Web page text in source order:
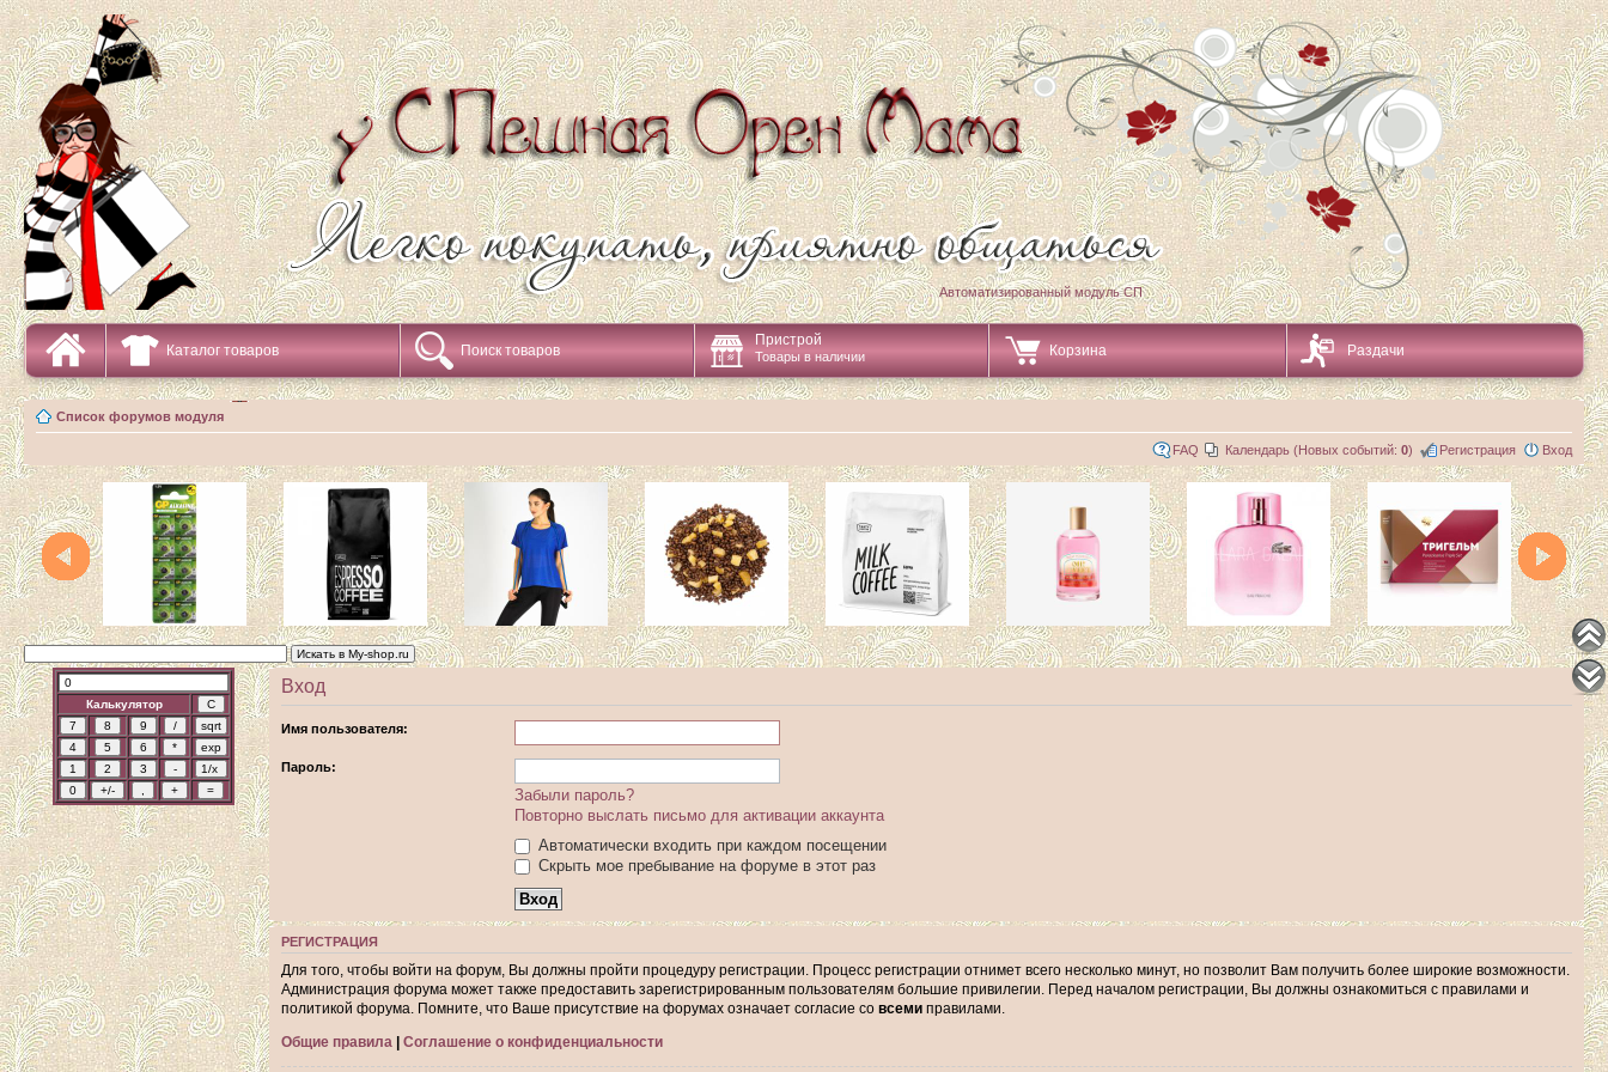
Автоматизированный модуль СП
Каталог товаров Поиск товаров
Пристрой
Товары в наличии Корзина Раздачи
Список форумов модуля
FAQ Календарь (Новых событий: 0) Регистрация Вход
Калькулятор
Вход
Имя пользователя:
Пароль:
Забыли пароль?
Повторно выслать письмо для активации аккаунта
Автоматически входить при каждом посещении
Скрыть мое пребывание на форуме в этот раз
РЕГИСТРАЦИЯ
Для того, чтобы войти на форум, Вы должны пройти процедуру регистрации. Процесс регистрации отнимет всего несколько минут, но позволит Вам получить более широкие возможности.
Администрация форума может также предоставить зарегистрированным пользователям большие привилегии. Перед началом регистрации, Вы должны ознакомиться с правилами и
политикой форума. Помните, что Ваше присутствие на форумах означает согласие со всеми правилами.
Общие правила | Соглашение о конфиденциальности